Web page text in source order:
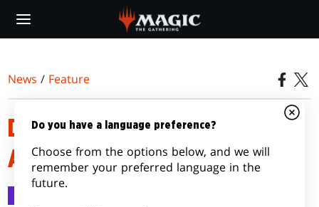
main
News / Feature
DOMINARIA PRERELEASE-
ARTIKEL
Do you have a language preference?
Choose from the options below, and we will
remember your preferred language in the
future.